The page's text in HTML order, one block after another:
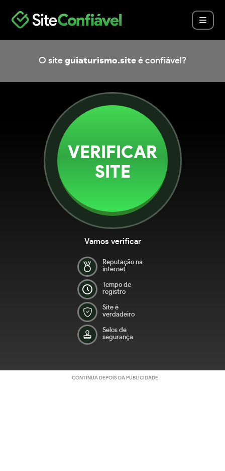
O site guiaturismo.site é confiável?
VERIFICAR
SITE
Vamos verificar
Reputação na
internet
Tempo de
registro
Site é
verdadeiro
Selos de
segurança
CONTINUA DEPOIS DA PUBLICIDADE